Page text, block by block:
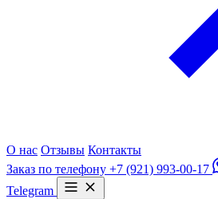
О нас Отзывы Контакты
Заказ по телефону +7 (921) 993-00-17
Telegram